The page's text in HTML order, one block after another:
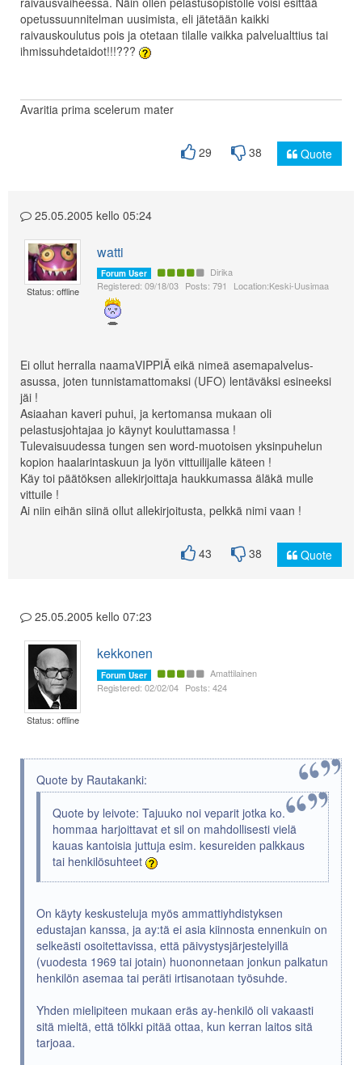
opetussuunnitelman uusimista, eli jätetään kaikki
raivauskoulutus pois ja otetaan tilalle vaikka palvelualttius tai
ihmissuhdetaidot!!!???
Avaritia prima scelerum mater
29 38 Quote
25.05.2005 kello 05:24
Status: offline
watti
Forum User
Dirika
Registered: 09/18/03 Posts: 791 Location:Keski-Uusimaa
Ei ollut herralla naamaVIPPIÄ eikä nimeä asemapalvelus-
asussa, joten tunnistamattomaksi (UFO) lentäväksi esineeksi
jäi !
Asiaahan kaveri puhui, ja kertomansa mukaan oli
pelastusjohtajaa jo käynyt kouluttamassa !
Tulevaisuudessa tungen sen word-muotoisen yksinpuhelun
kopion haalarintaskuun ja lyön vittuilijalle käteen !
Käy toi päätöksen allekirjoittaja haukkumassa äläkä mulle
vittuile !
Ai niin eihän siinä ollut allekirjoitusta, pelkkä nimi vaan !
43 38 Quote
25.05.2005 kello 07:23
Status: offline
kekkonen
Forum User
Amattilainen
Registered: 02/02/04 Posts: 424
Quote by Rautakanki:
Quote by leivote: Tajuuko noi veparit jotka ko.
hommaa harjoittavat et sil on mahdollisesti vielä
kauas kantoisia juttuja esim. kesureiden palkkaus
tai henkilösuhteet
On käyty keskusteluja myös ammattiyhdistyksen
edustajan kanssa, ja ay:tä ei asia kiinnosta ennenkuin on
selkeästi osoitettavissa, että päivystysjärjestelyillä
(vuodesta 1969 tai jotain) huononnetaan jonkun palkatun
henkilön asemaa tai peräti irtisanotaan työsuhde.
Yhden mielipiteen mukaan eräs ay-henkilö oli vakaasti
sitä mieltä, että tölkki pitää ottaa, kun kerran laitos sitä
tarjoaa.